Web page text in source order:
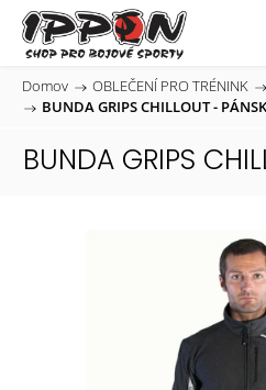
Domov / OBLEČENÍ PRO TRÉNINK /
/
BUNDA GRIPS CHILLOUT -
BUNDA GRIPS